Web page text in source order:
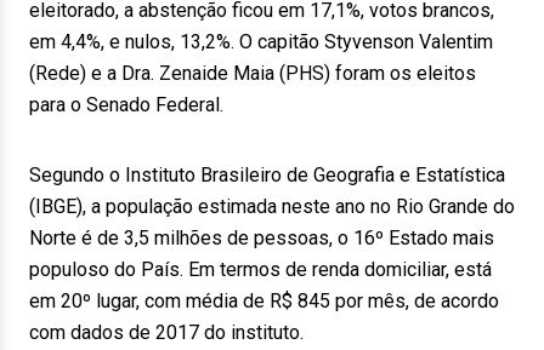
eleitorado, a abstenção ficou em 17,1%, votos brancos,
em 4,4%, e nulos, 13,2%. O capitão Styvenson Valentim
(Rede) e a Dra. Zenaide Maia (PHS) foram os eleitos
para o Senado Federal.
Segundo o Instituto Brasileiro de Geografia e Estatística
(IBGE), a população estimada neste ano no Rio Grande do
Norte é de 3,5 milhões de pessoas, o 16º Estado mais
populoso do País. Em termos de renda domiciliar, está
em 20º lugar, com média de R$ 845 por mês, de acordo
com dados de 2017 do instituto.